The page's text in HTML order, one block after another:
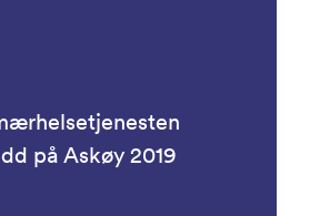
på Askøy 2019